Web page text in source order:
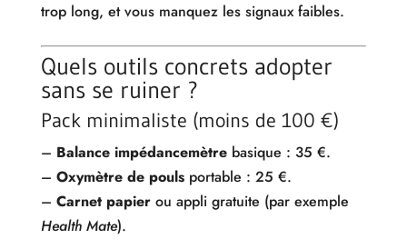
trop long, et vous manquez les signaux faibles.
Quels outils concrets adopter
sans se ruiner ?
Pack minimaliste (moins de 100 €)
– Balance impédancemètrebasique : 35 €.
– Oxymètre de poulsportable : 25 €.
– Carnet papierou appli gratuite (par exemple
Health Mate).